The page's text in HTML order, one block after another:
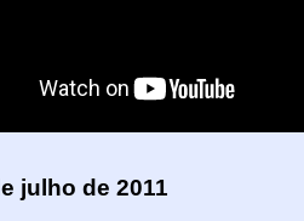
julho de 2011